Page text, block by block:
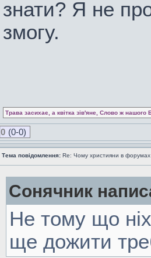
знати? Я не
змогу.
Трава засихає, а квітка зів'яне, Слово ж нашого
0 (0-0)
Тема повідомлення: Re: Чому християни в форумах
Сонячник
Не тому що
ще дожити